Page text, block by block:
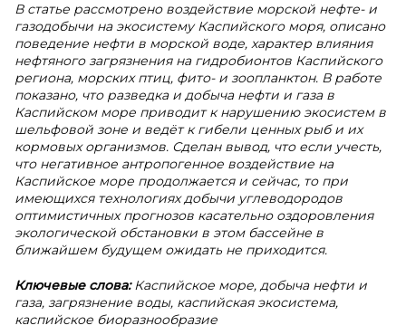
В статье рассмотрено воздействие морской нефте- и
газодобычи на экосистему Каспийского моря, описано
поведение нефти в морской воде, характер влияния
нефтяного загрязнения на гидробионтов Каспийского
региона, морских птиц, фито- и зоопланктон. В работе
показано, что разведка и добыча нефти и газа в
Каспийском море приводит к нарушению экосистем в
шельфовой зоне и ведёт к гибели ценных рыб и их
кормовых организмов. Сделан вывод, что если учесть,
что негативное антропогенное воздействие на
Каспийское море продолжается и сейчас, то при
имеющихся технологиях добычи углеводородов
оптимистичных прогнозов касательно оздоровления
экологической обстановки в этом бассейне в
ближайшем будущем ожидать не приходится.
Ключевые слова: Каспийское море, добыча нефти и
газа, загрязнение воды, каспийская экосистема,
каспийское биоразнообразие